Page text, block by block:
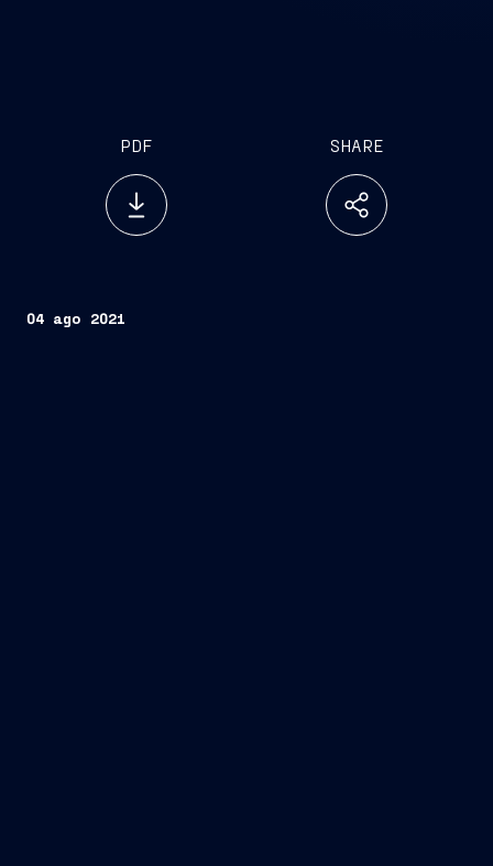
PDF SHARE
04 ago 2021